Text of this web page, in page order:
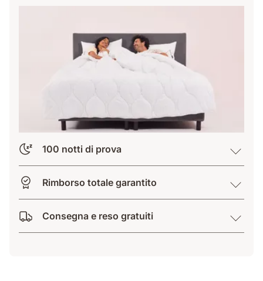
100 notti di prova
Rimborso totale garantito
Consegna e reso gratuiti